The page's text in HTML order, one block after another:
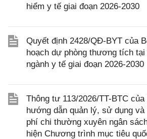
hiểm y tế giai đoạn 2026-2030
Quyết định 2428/QĐ-BYT của
hoạch dự phòng thương tích tại
ngành y tế giai đoạn 2026-2030
Thông tư 113/2026/TT-BTC
hướng dẫn quản lý, sử dụng và
phí chi thường xuyên ngân
hiện Chương trình mục tiêu